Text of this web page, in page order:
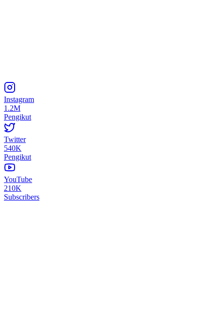
Instagram
1.2M
Pengikut
Twitter
540K
Pengikut
YouTube
210K
Subscribers